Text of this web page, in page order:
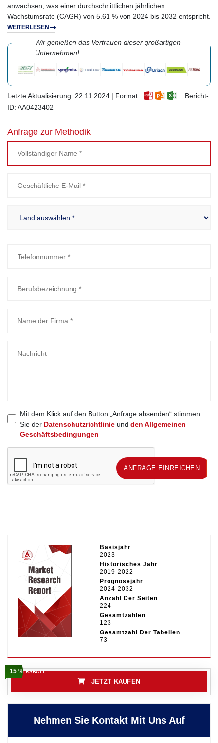
anwachsen, was einer durchschnittlichen jährlichen
Wachstumsrate (CAGR) von 5,61 % von 2024 bis 2032 entspricht.
WEITERLESEN
Wir genießen das Vertrauen dieser großartigen
Unternehmen!
Letzte Aktualisierung: 22.11.2024 | Format:
| Bericht-
ID: AA0423402
Anfrage zur Methodik
Mit dem Klick auf den Button „Anfrage absenden“ stimmen
Sie der Datenschutzrichtlinieund den Allgemeinen
Geschäftsbedingungen
ANFRAGE EINREICHEN ANFRAGE EINREICHEN
Basisjahr
2023
Historisches Jahr
2019-2022
Prognosejahr
2024-2032
Anzahl Der Seiten
224
Gesamtzahlen
123
Gesamtzahl Der Tabellen
73
15 %RABATT
JETZT KAUFEN
Nehmen Sie Kontakt Mit Uns Auf